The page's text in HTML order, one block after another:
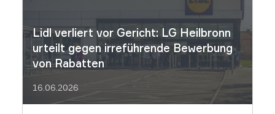
Lidl verliert vor Gericht: LG Heilbronn
urteilt gegen irreführende Bewerbung
von Rabatten
16.06.2026